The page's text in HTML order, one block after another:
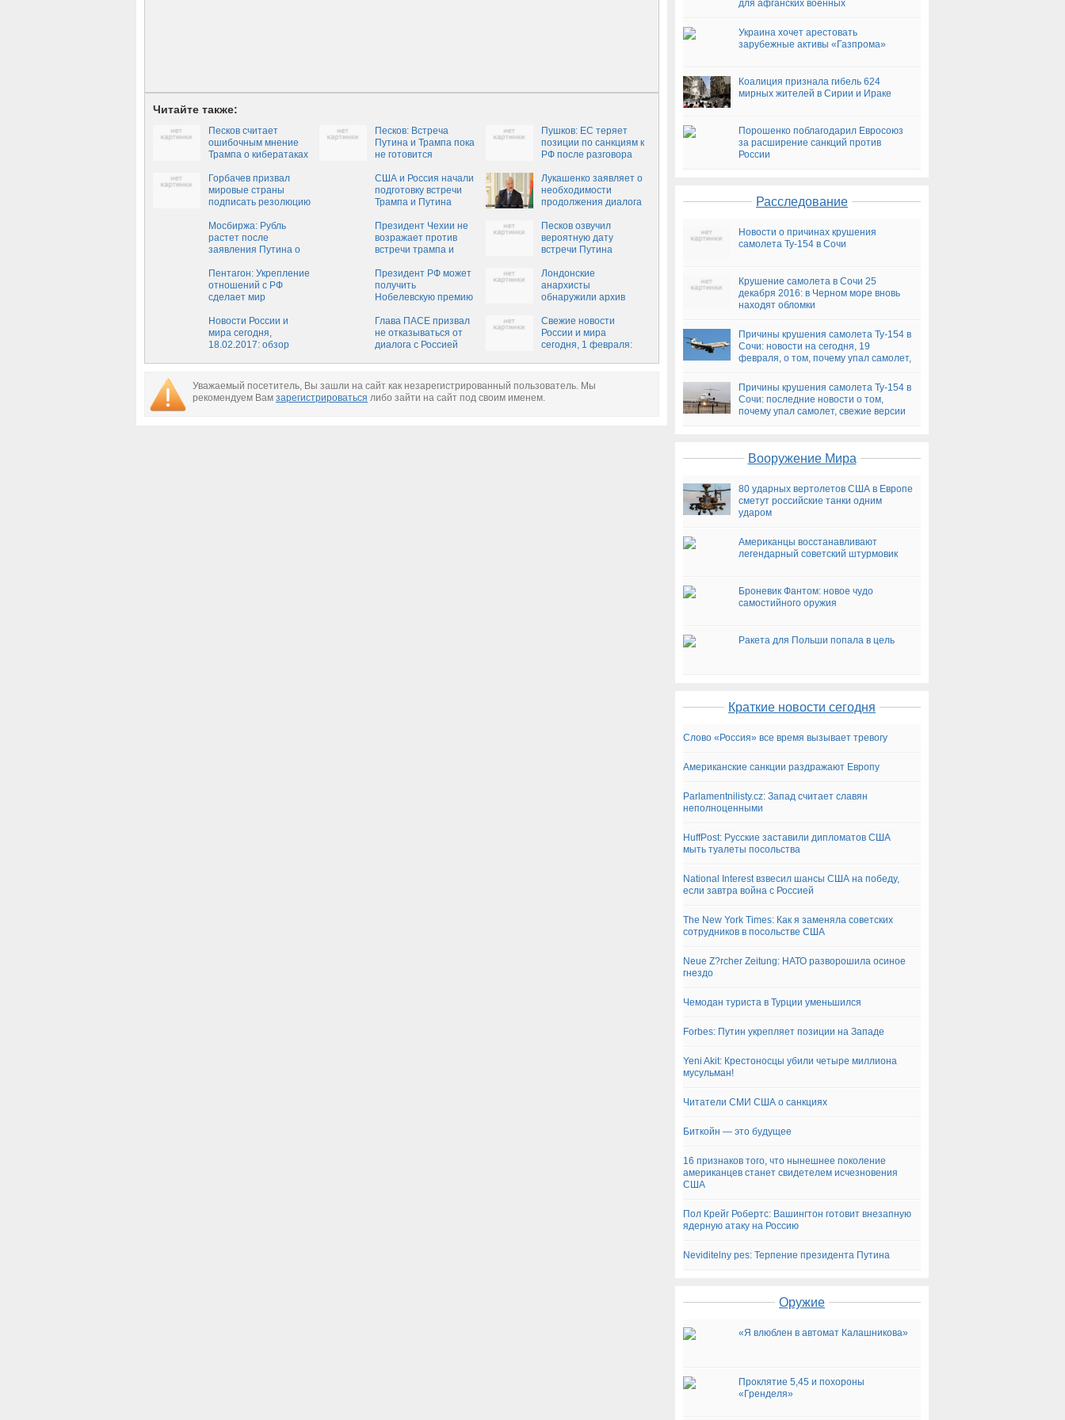
Читайте также:
Песков считает
ошибочным мнение
Трампа о кибератаках
Песков: Встреча
Путина и Трампа пока
не готовится
Пушков: ЕС теряет
позиции по санкциям к
РФ после разговора
Горбачев призвал
мировые страны
подписать резолюцию
ядерной войны
США и Россия начали
подготовку встречи
Трампа и Путина
Лукашенко заявляет о
необходимости
продолжения диалога
евроструктурами
Мосбиржа: Рубль
растет после
заявления Путина о
Президент Чехии не
возражает против
встречи трампа и
Песков озвучил
вероятную дату
встречи Путина
Пентагон: Укрепление
отношений с РФ
сделает мир
Президент РФ может
получить
Нобелевскую премию
Лондонские
анархисты
обнаружили архив
Новости России и
мира сегодня,
18.02.2017: обзор
России и мира на
сегодня, 18 февраля
Глава ПАСЕ призвал
не отказываться от
диалога с Россией
Свежие новости
России и мира
сегодня, 1 февраля:
Уважаемый посетитель, Вы зашли на сайт как незарегистрированный пользователь. Мы
рекомендуем Вам зарегистрироваться либо зайти на сайт под своим именем.
для афганских военных
Украина хочет арестовать
зарубежные активы «Газпрома»
Коалиция признала гибель 624
мирных жителей в Сирии и Ираке
Порошенко поблагодарил Евросоюз
за расширение санкций против
России
Расследование
Новости о причинах крушения
самолета Ту-154 в Сочи
Крушение самолета в Сочи 25
декабря 2016: в Черном море вновь
находят обломки
Причины крушения самолета Ту-154 в
Сочи: новости на сегодня, 19
февраля, о том, почему упал самолет,
Причины крушения самолета Ту-154 в
Сочи: последние новости о том,
почему упал самолет, свежие версии
Вооружение Мира
80 ударных вертолетов США в Европе
сметут российские танки одним
ударом
Американцы восстанавливают
легендарный советский штурмовик
Броневик Фантом: новое чудо
самостийного оружия
Ракета для Польши попала в цель
Краткие новости сегодня
Слово «Россия» все время вызывает тревогу
Американские санкции раздражают Европу
Parlamentnilisty.cz: Запад считает славян
неполноценными
HuffPost: Русские заставили дипломатов США
мыть туалеты посольства
National Interest взвесил шансы США на победу,
если завтра война с Россией
The New York Times: Как я заменяла советских
сотрудников в посольстве США
Neue Z?rcher Zeitung: НАТО разворошила осиное
гнездо
Чемодан туриста в Турции уменьшился
Forbes: Путин укрепляет позиции на Западе
Yeni Akit: Крестоносцы убили четыре миллиона
мусульман!
Читатели СМИ США о санкциях
Биткойн — это будущее
16 признаков того, что нынешнее поколение
американцев станет свидетелем исчезновения
США
Пол Крейг Робертс: Вашингтон готовит внезапную
ядерную атаку на Россию
Neviditelny pes: Терпение президента Путина
Оружие
«Я влюблен в автомат Калашникова»
Проклятие 5,45 и похороны
«Гренделя»